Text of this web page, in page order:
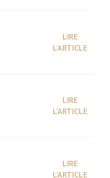
LIRE
L'ARTICLE
LIRE
L'ARTICLE
LIRE
L'ARTICLE